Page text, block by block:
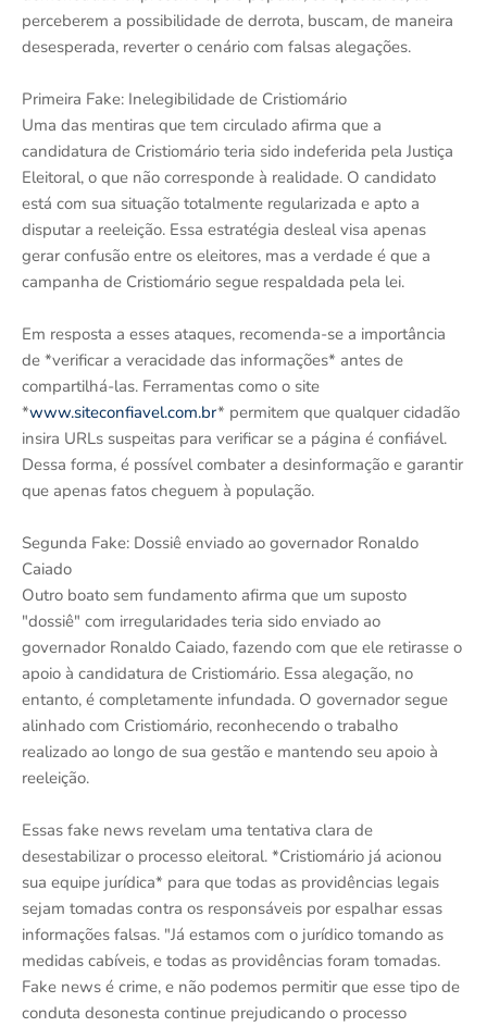
perceberem a possibilidade de derrota, buscam, de maneira
desesperada, reverter o cenário com falsas alegações.
Primeira Fake: Inelegibilidade de Cristiomário
Uma das mentiras que tem circulado afirma que a
candidatura de Cristiomário teria sido indeferida pela Justiça
Eleitoral, o que não corresponde à realidade. O candidato
está com sua situação totalmente regularizada e apto a
disputar a reeleição. Essa estratégia desleal visa apenas
gerar confusão entre os eleitores, mas a verdade é que a
campanha de Cristiomário segue respaldada pela lei.
Em resposta a esses ataques, recomenda-se a importância
de *verificar a veracidade das informações* antes de
compartilhá-las. Ferramentas como o site
*www.siteconfiavel.com.br* permitem que qualquer cidadão
insira URLs suspeitas para verificar se a página é confiável.
Dessa forma, é possível combater a desinformação e garantir
que apenas fatos cheguem à população.
Segunda Fake: Dossiê enviado ao governador Ronaldo
Caiado
Outro boato sem fundamento afirma que um suposto
"dossiê" com irregularidades teria sido enviado ao
governador Ronaldo Caiado, fazendo com que ele retirasse o
apoio à candidatura de Cristiomário. Essa alegação, no
entanto, é completamente infundada. O governador segue
alinhado com Cristiomário, reconhecendo o trabalho
realizado ao longo de sua gestão e mantendo seu apoio à
reeleição.
Essas fake news revelam uma tentativa clara de
desestabilizar o processo eleitoral. *Cristiomário já acionou
sua equipe jurídica* para que todas as providências legais
sejam tomadas contra os responsáveis por espalhar essas
informações falsas. "Já estamos com o jurídico tomando as
medidas cabíveis, e todas as providências foram tomadas.
Fake news é crime, e não podemos permitir que esse tipo de
conduta desonesta continue prejudicando o processo